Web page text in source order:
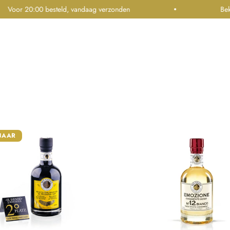
20:00 besteld, vandaag verzonden